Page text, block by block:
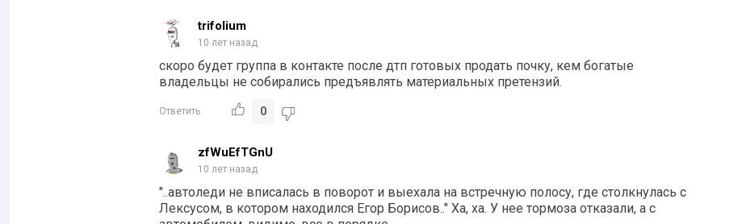
trifolium
10 лет назад
скоро будет группа в контакте после дтп готовых продать почку, кем богатые
владельцы не собирались предъявлять материальных претензий.
Ответить 0
zfWuEfTGnU
10 лет назад
"..автоледи не вписалась в поворот и выехала на встречную полосу, где столкнулась с
Лексусом, в котором находился Егор Борисов.." Ха, ха. У нее тормоза отказали, а с